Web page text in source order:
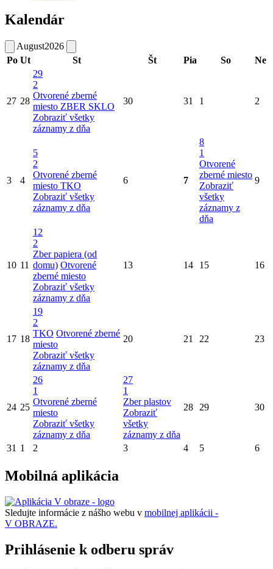
Kalendár
August2026
Po Ut St Št Pia So Ne
27 28
29
2
Otvorené zberné
miesto ZBER SKLO
Zobraziť všetky
záznamy z dňa
30 31 1 2
3 4
5
2
Otvorené zberné
miesto TKO
Zobraziť všetky
záznamy z dňa
6 7
8
1
Otvorené
zberné miesto
Zobraziť
všetky
záznamy z
dňa
9
10 11
12
2
Zber papiera (od
domu) Otvorené
zberné miesto
Zobraziť všetky
záznamy z dňa
13 14 15 16
17 18
19
2
TKO Otvorené zberné
miesto
Zobraziť všetky
záznamy z dňa
20 21 22 23
24 25
26
1
Otvorené zberné
miesto
Zobraziť všetky
záznamy z dňa
27
1
Zber plastov
Zobraziť
všetky
záznamy z dňa
28 29 30
31 1 2 3 4 5 6
Mobilná aplikácia
Sledujte informácie z nášho webu v mobilnej aplikácii -
V OBRAZE.
Prihlásenie k odberu správ